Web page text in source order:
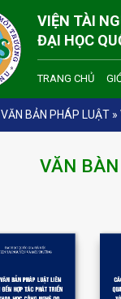
VIỆN TÀI
ĐẠI HỌC
TRANG CHỦ
VĂN BẢN PHÁP LUẬT »
VĂN